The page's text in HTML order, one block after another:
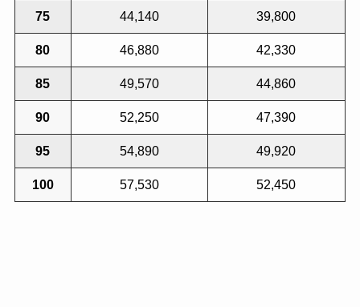
75 44,140 39,800
80 46,880 42,330
85 49,570 44,860
90 52,250 47,390
95 54,890 49,920
100 57,530 52,450